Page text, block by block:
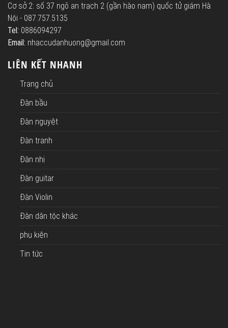
Cơ sở 2: số 37 ngõ an trạch 2 (gần hào nam) quốc tử giám Hà
Nội - 087.757.5135
Tel: 0886094297
Email: nhaccudanhuong@gmail.com
LIÊN KẾT NHANH
Trang chủ
Đàn bầu
Đàn nguyệt
Đàn tranh
Đàn nhị
Đàn guitar
Đàn Violin
Đàn dân tộc khác
phụ kiện
Tin tức